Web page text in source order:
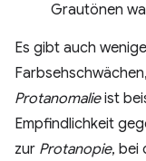
Grautönen
Es gibt auch
Protanomalieist
Empfindlichkeit
zur Protanopie, bei